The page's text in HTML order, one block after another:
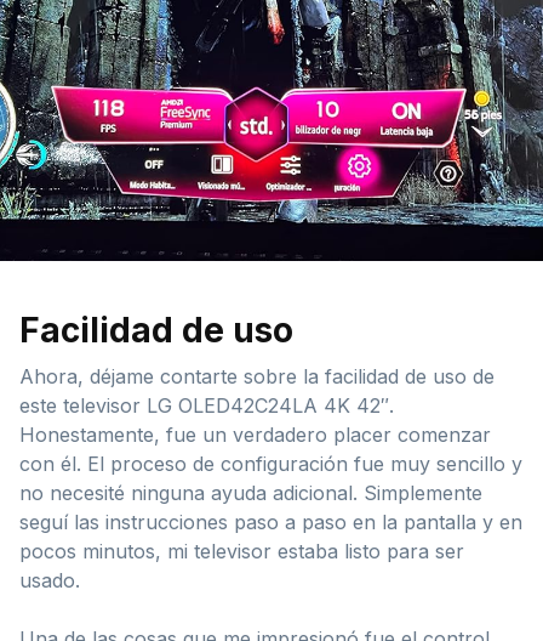
Facilidad de uso
Ahora, déjame contarte sobre la facilidad de uso de
este televisor LG OLED42C24LA 4K 42″.
Honestamente, fue un verdadero placer comenzar
con él. El proceso de configuración fue muy sencillo y
no necesité ninguna ayuda adicional. Simplemente
seguí las instrucciones paso a paso en la pantalla y en
pocos minutos, mi televisor estaba listo para ser
usado.